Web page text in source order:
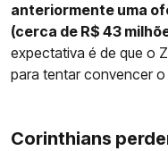
anteriormente uma
(cerca de R$ 43
expectativa é de que o
para tentar convencer o
Corinthians